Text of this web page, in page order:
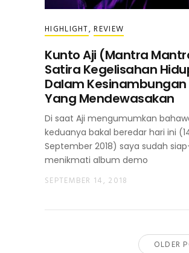
HIGHLIGHT,REVIEW
Kunto Aji (Mantra
Satira Kegelisahan
Dalam Kesinambungan
Yang Mendewasakan
Di saat Aji mengumumkan
keduanya bakal beredar hari ini
September 2018) saya sudah
menikmati album demo
SEPTEMBER 14, 2018
OLDER